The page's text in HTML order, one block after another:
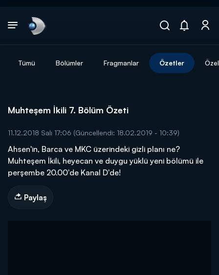
Tümü Bölümler Fragmanlar Özetler
Muhteşem İkili 7. Bölüm Özeti
11.12.2018 Salı 17:06 (Güncellendi: 18.02.2019 - 10:39)
Ahsen'in, Barca ve MKC üzerindeki gizli planı ne?
Muhteşem İkili, heyecan ve duygu yüklü yeni bölümü ile
perşembe 20.00'de Kanal D'de!
Paylaş